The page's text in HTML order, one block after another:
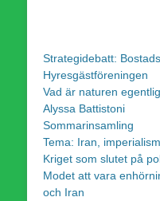
Strategidebatt:
Hyresgästföreningen
Vad är naturen
Alyssa Battistoni
Sommarinsamling
Tema: Iran,
Kriget som slutet på
Modet att vara
och Iran